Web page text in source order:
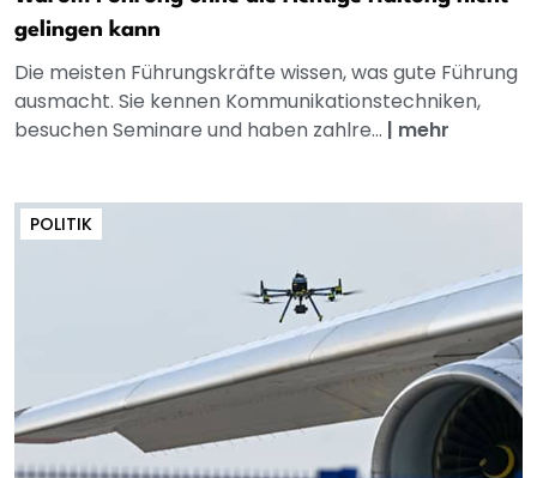
gelingen kann
Die meisten Führungskräfte wissen, was gute Führung
ausmacht. Sie kennen Kommunikationstechniken,
besuchen Seminare und haben zahlre... | mehr
POLITIK